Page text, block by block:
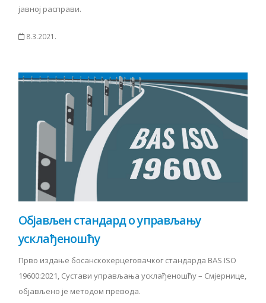
јавној расправи.
8.3.2021.
Објављен стандард о управљању
усклађеношћу
Прво издање босанскохерцеговачког стандарда BAS ISO
19600:2021, Сустави управљања усклађеношћу – Смјернице,
објављено је методом превода.